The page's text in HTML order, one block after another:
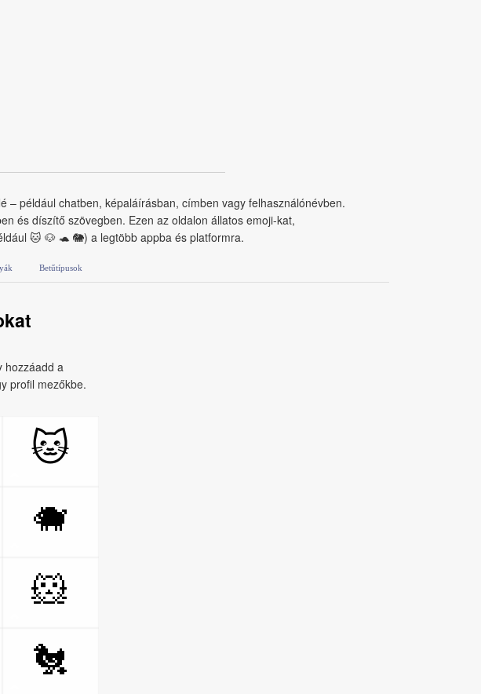
– például chatben, képaláírásban, címben vagy felhasználónévben.
és díszítő szövegben. Ezen az oldalon állatos emoji-kat,
🐱 🐶 🐢 🐘) a legtöbb appba és platformra.
Betűtípusok
hozzáadd a
profil mezőkbe.
🐱
🐗
🐹
🐔